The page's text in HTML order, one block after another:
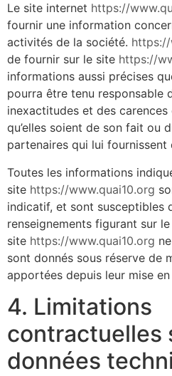
Le site internet https://
fournir une information
activités de la société. https://
de fournir sur le site https://
informations aussi précises
pourra être tenu responsable
inexactitudes et des carences
qu’elles soient de son fait ou
partenaires qui lui fournissent
Toutes les informations
site https://www.quai10.org
indicatif, et sont susceptibles
renseignements figurant sur le
site https://www.quai10.org
sont donnés sous réserve de
apportées depuis leur mise en
4. Limitations
contractuelles
données